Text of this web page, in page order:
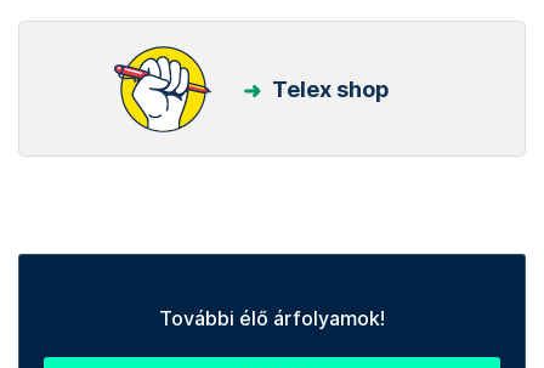
Telex shop
További élő árfolyamok!